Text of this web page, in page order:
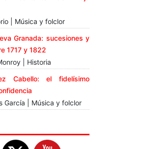
| Música y folclor
Granada: sucesiones y
1717 y 1822
| Historia
Cabello: el fidelísimo
García | Música y folclor